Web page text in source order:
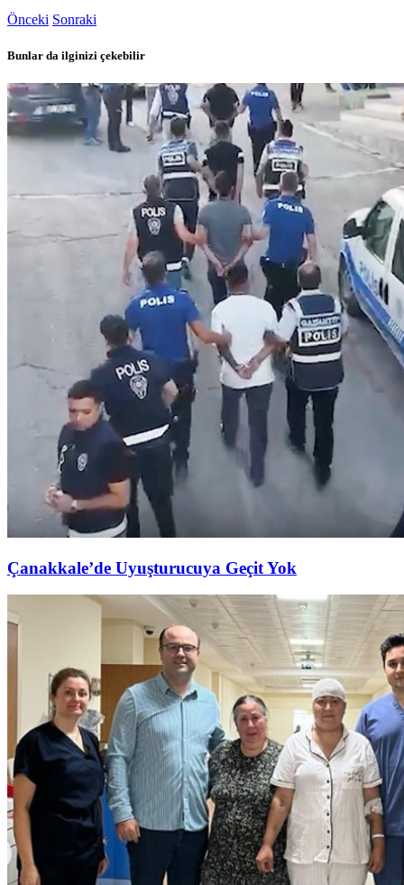
Önceki Sonraki
Bunlar da ilginizi çekebilir
Çanakkale’de Uyuşturucuya Geçit Yok